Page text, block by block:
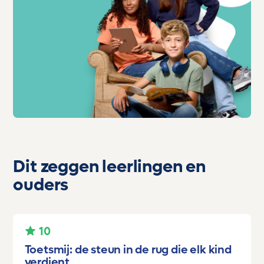
Dit zeggen leerlingen en
ouders
10
Toetsmij: de steun in de rug die elk kind